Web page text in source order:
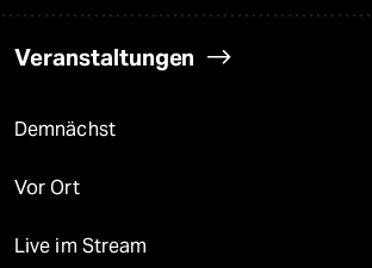
Veranstaltungen
Demnächst
Vor Ort
Live im Stream